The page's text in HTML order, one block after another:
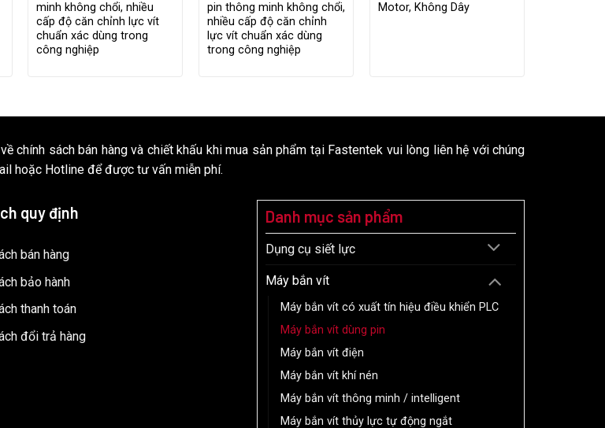
minh không chổi, nhiều
cấp độ căn chỉnh lực vít
chuẩn xác dùng trong
công nghiệp
pin thông minh không chổi,
nhiều cấp độ căn chỉnh
lực vít chuẩn xác dùng
trong công nghiệp
Motor, Không Dây
chính sách bán hàng và chiết khấu khi mua sản phẩm tại Fastentek vui lòng liên hệ với chúng
hoặc Hotline để được tư vấn miễn phí.
quy định
bán hàng
bảo hành
thanh toán
đổi trả hàng
Danh mục sản phẩm
Dụng cụ siết lực
Máy bắn vít
Máy bắn vít có xuất tín hiệu điều khiển PLC
Máy bắn vít dùng pin
Máy bắn vít điện
Máy bắn vít khí nén
Máy bắn vít thông minh / intelligent
Máy bắn vít thủy lực tự động ngắt